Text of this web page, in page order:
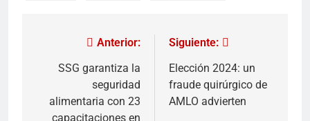
Anterior:
SSG garantiza la
seguridad
alimentaria con 23
capacitaciones en
Siguiente:
Elección 2024: un
fraude quirúrgico de
AMLO advierten